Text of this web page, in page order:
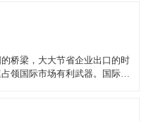
桥梁，大大节省企业出口的时
领国际市场有利武器。国际空